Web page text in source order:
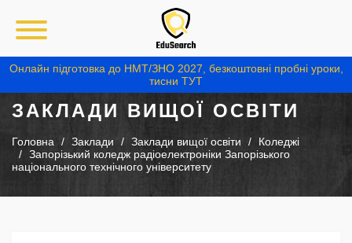
Онлайн підготовка до НМТ/ЗНО 2027, безкоштовні пробні уроки,
тисни ТУТ
ЗАКЛАДИ ВИЩОЇ ОСВІТИ
Головна Заклади Заклади вищої освіти
Коледжі
Запорізький коледж радіоелектроніки Запорізького
національного технічного університету